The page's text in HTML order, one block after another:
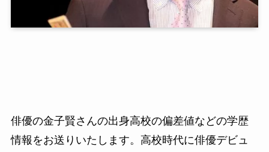
俳優の金子賢さんの出身高校の偏差値などの学歴
情報をお送りいたします。高校時代に俳優デビュ